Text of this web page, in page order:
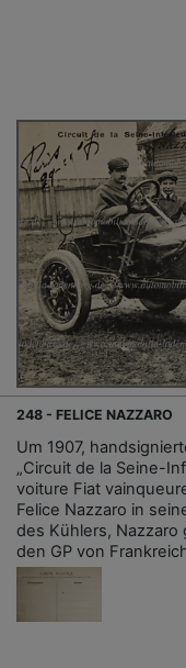
248 - FELICE NAZZARO
Um 1907,
„Circuit de la Seine-
voiture Fiat
Felice Nazzaro in
des Kühlers, Nazzaro
den GP von